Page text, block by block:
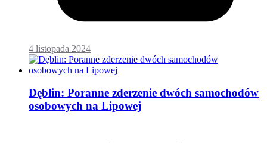
4 listopada 2024
Dęblin: Poranne zderzenie dwóch samochodów
osobowych na Lipowej